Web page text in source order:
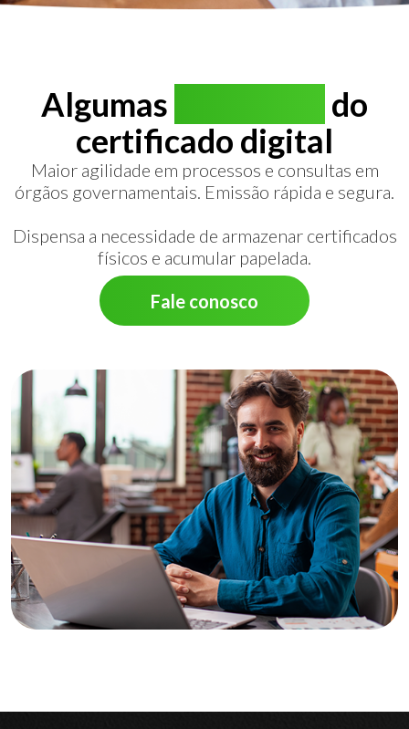
Algumas
do
certificado digital
Maior agilidade em processos e consultas em
órgãos governamentais. Emissão rápida e segura.
Dispensa a necessidade de armazenar certificados
físicos e acumular papelada.
Fale conosco